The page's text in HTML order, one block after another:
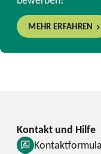
MEHR ERFAHREN